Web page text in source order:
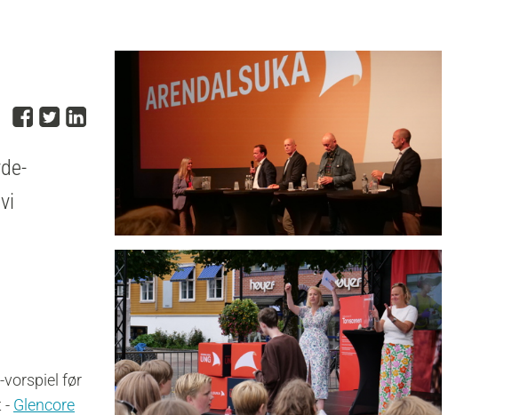
Del på Facebook
Del på Twitter
Del på LinkedIn
vorspiel før
- Glencore